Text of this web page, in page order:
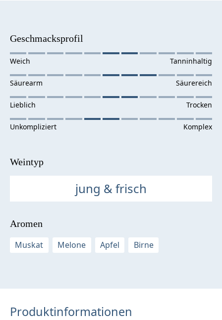
Geschmacksprofil
Weintyp
jung & frisch
Aromen
Muskat
Melone Apfel Birne
Produktinformationen